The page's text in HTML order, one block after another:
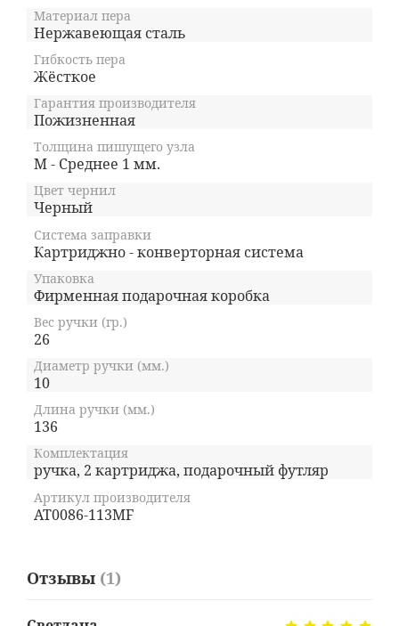
Материал пера
Нержавеющая сталь
Гибкость пера
Жёсткое
Гарантия производителя
Пожизненная
Толщина пишущего узла
M - Среднее 1 мм.
Цвет чернил
Черный
Система заправки
Картриджно - конверторная система
Упаковка
Фирменная подарочная коробка
Вес ручки (гр.)
26
Диаметр ручки (мм.)
10
Длина ручки (мм.)
136
Комплектация
ручка, 2 картриджа, подарочный футляр
Артикул производителя
AT0086-113MF
Отзывы (1)